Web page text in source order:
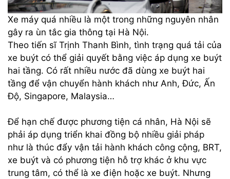
Xe máy quá nhiều là một trong những nguyên nhân
gây ra ùn tắc gia thông tại Hà Nội.
Theo tiến sĩ Trịnh Thanh Bình, tình trạng quá tải của
xe buýt có thể giải quyết bằng việc áp dụng xe buýt
hai tầng. Có rất nhiều nước đã dùng xe buýt hai
tầng để vận chuyển hành khách như Anh, Đức, Ấn
Độ, Singapore, Malaysia…
Để hạn chế được phương tiện cá nhân, Hà Nội sẽ
phải áp dụng triển khai đồng bộ nhiều giải pháp
như là thúc đẩy vận tải hành khách công cộng, BRT,
xe buýt và có phương tiện hỗ trợ khác ở khu vực
trung tâm, có thể là xe điện hoặc xe buýt. Nhưng